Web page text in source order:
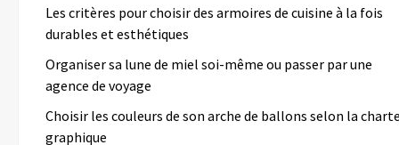
Les critères pour choisir des armoires de cuisine à la fois
durables et esthétiques
Organiser sa lune de miel soi-même ou passer par une
agence de voyage
Choisir les couleurs de son arche de ballons selon la
graphique